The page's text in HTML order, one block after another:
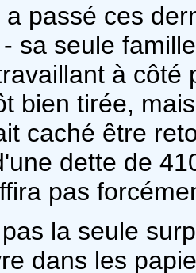
passé ces
sa seule
à côté
bien tirée,
caché être
dette de
pas
la seule
dans les